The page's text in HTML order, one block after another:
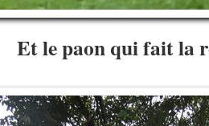
Et le paon qui fait la